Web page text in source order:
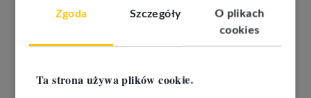
Zgoda Szczegóły
O plikach
cookies
Ta strona używa plików cookie.